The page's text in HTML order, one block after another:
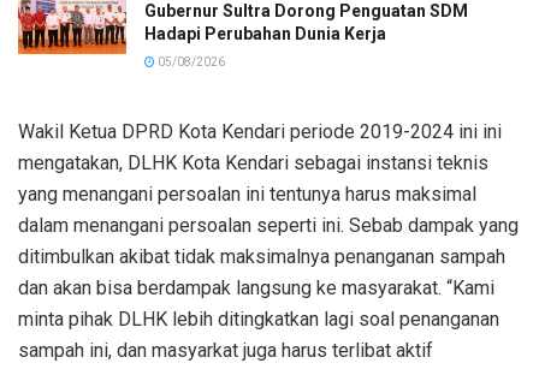
Gubernur Sultra Dorong Penguatan SDM
Hadapi Perubahan Dunia Kerja
05/08/2026
Wakil Ketua DPRD Kota Kendari periode 2019-2024 ini ini
mengatakan, DLHK Kota Kendari sebagai instansi teknis
yang menangani persoalan ini tentunya harus maksimal
dalam menangani persoalan seperti ini. Sebab dampak yang
ditimbulkan akibat tidak maksimalnya penanganan sampah
dan akan bisa berdampak langsung ke masyarakat. “Kami
minta pihak DLHK lebih ditingkatkan lagi soal penanganan
sampah ini, dan masyarkat juga harus terlibat aktif